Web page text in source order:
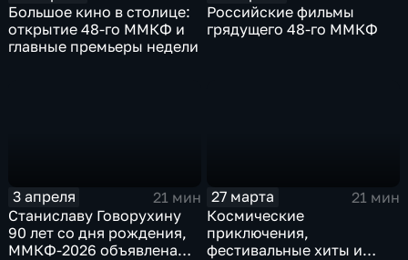
Большое кино в столице:
открытие 48-го ММКФ и
главные премьеры недели
Российские фильмы
грядущего 48-го ММКФ
3 апреля
21 мин
Станиславу Говорухину
90 лет со дня рождения,
ММКФ-2026 объявлена
27 марта
21 мин
Космические
приключения,
фестивальные хиты и